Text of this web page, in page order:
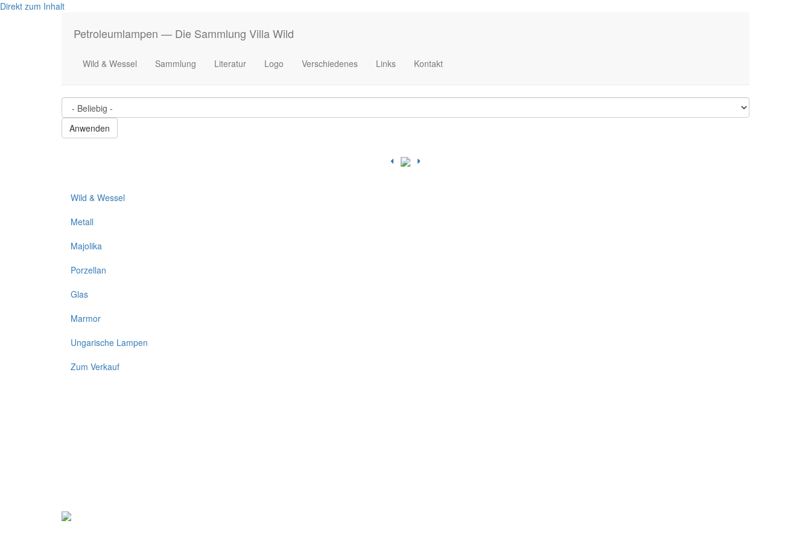
Direkt zum Inhalt
Petroleumlampen — Die Sammlung Villa Wild
Wild & Wessel Sammlung Literatur Logo Verschiedenes Links Kontakt
Wild & Wessel
Metall
Majolika
Porzellan
Glas
Marmor
Ungarische Lampen
Zum Verkauf